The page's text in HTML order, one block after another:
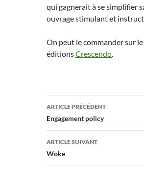
qui gagnerait à se simplifier
ouvrage stimulant et
On peut le commander sur
éditionsCrescendo.
Navigation
des
articles
ARTICLE PRÉCÉDENT
Engagement policy
ARTICLE SUIVANT
Woke